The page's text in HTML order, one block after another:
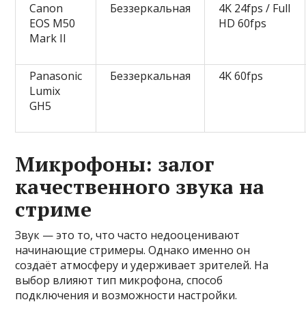
Canon
EOS M50
Mark II
Беззеркальная
4K 24fps / Full
HD 60fps
Panasonic
Lumix
GH5
Беззеркальная 4K 60fps
Микрофоны: залог
качественного звука на
стриме
Звук — это то, что часто недооценивают
начинающие стримеры. Однако именно он
создаёт атмосферу и удерживает зрителей. На
выбор влияют тип микрофона, способ
подключения и возможности настройки.